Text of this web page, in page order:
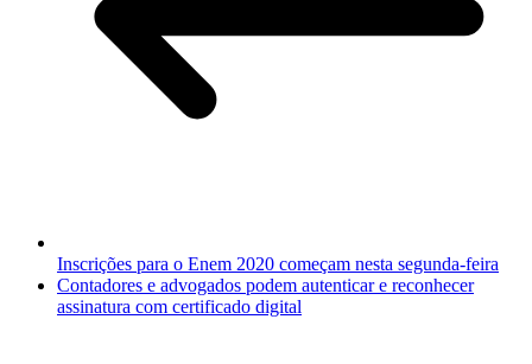
Inscrições para o Enem 2020 começam nesta segunda-feira
Contadores e advogados podem autenticar e reconhecer
assinatura com certificado digital